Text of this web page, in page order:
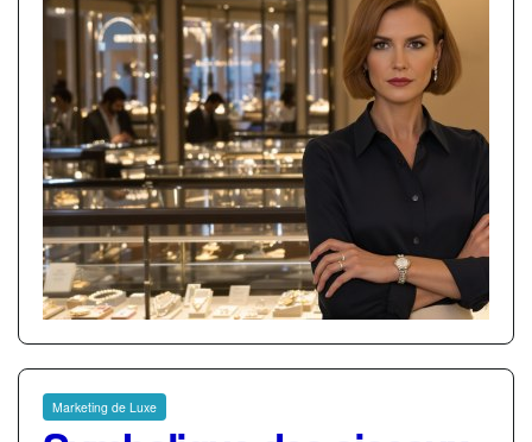
Marketing de Luxe